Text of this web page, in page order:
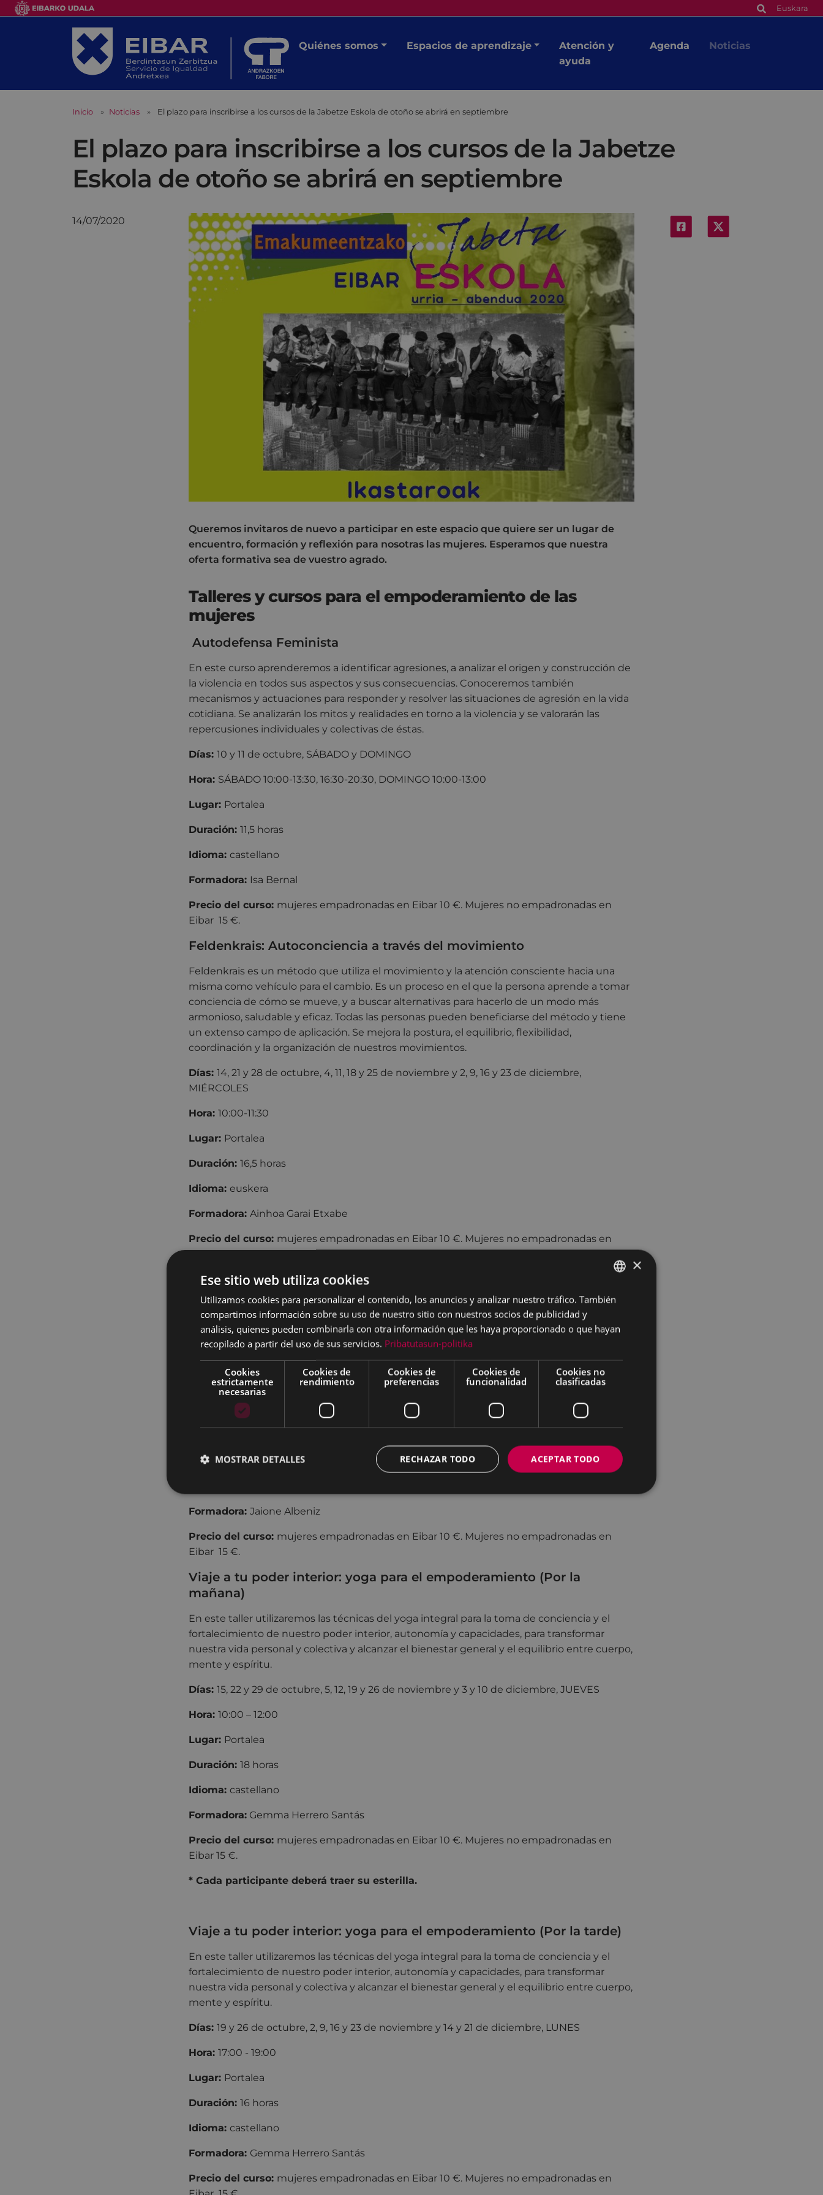
Euskara
Quiénes somos Espacios de aprendizaje
Atención y
ayuda
Agenda Noticias
Inicio Noticias El plazo para inscribirse a los cursos de la Jabetze Eskola de otoño se abrirá en septiembre
El plazo para inscribirse a los cursos de la Jabetze
Eskola de otoño se abrirá en septiembre
14/07/2020
Queremos invitaros de nuevo a participar en este espacio que quiere ser un lugar de
encuentro, formación y reflexión para nosotras las mujeres. Esperamos que nuestra
oferta formativa sea de vuestro agrado.
Talleres y cursos para el empoderamiento de las
mujeres
Autodefensa Feminista
En este curso aprenderemos a identificar agresiones, a analizar el origen y construcción de
la violencia en todos sus aspectos y sus consecuencias. Conoceremos también
mecanismos y actuaciones para responder y resolver las situaciones de agresión en la vida
cotidiana. Se analizarán los mitos y realidades en torno a la violencia y se valorarán las
repercusiones individuales y colectivas de éstas.
Días: 10 y 11 de octubre, SÁBADO y DOMINGO
Hora: SÁBADO 10:00-13:30, 16:30-20:30, DOMINGO 10:00-13:00
Lugar: Portalea
Duración: 11,5 horas
Idioma: castellano
Formadora: Isa Bernal
Precio del curso: mujeres empadronadas en Eibar 10 €. Mujeres no empadronadas en
Eibar 15 €.
Feldenkrais: Autoconciencia a través del movimiento
Feldenkrais es un método que utiliza el movimiento y la atención consciente hacia una
misma como vehículo para el cambio. Es un proceso en el que la persona aprende a tomar
conciencia de cómo se mueve, y a buscar alternativas para hacerlo de un modo más
armonioso, saludable y eficaz. Todas las personas pueden beneficiarse del método y tiene
un extenso campo de aplicación. Se mejora la postura, el equilibrio, flexibilidad,
coordinación y la organización de nuestros movimientos.
Días: 14, 21 y 28 de octubre, 4, 11, 18 y 25 de noviembre y 2, 9, 16 y 23 de diciembre,
MIÉRCOLES
Hora: 10:00-11:30
Lugar: Portalea
Duración: 16,5 horas
Idioma: euskera
Formadora: Ainhoa Garai Etxabe
Precio del curso: mujeres empadronadas en Eibar 10 €. Mujeres no empadronadas en
Eibar 15 €.
* Cada participante deberá traer su esterilla.
Fusión de danzas
En el curso trabajaremos diferentes estilos de danza: Swing, baile africano, hip hop…
Tomaremos como punto de partida la danza oriental, porque permite liberar todo el cuerpo
por partes y nos lleva a conocer nuestro cuerpo y a estar orgullosas de la mujer que somos.
Días:14, 21 y 28 de octubre, 4, 11 y 18 de noviembre y 2, 9, 16 y 23 de diciembre, MIÉRCOLES
18:00-20:00
Duración:20 horas
Formadora: Jaione Albeniz
Precio del curso: mujeres empadronadas en Eibar 10 €. Mujeres no empadronadas en
Eibar 15 €.
Viaje a tu poder interior: yoga para el empoderamiento (Por la
mañana)
En este taller utilizaremos las técnicas del yoga integral para la toma de conciencia y el
fortalecimiento de nuestro poder interior, autonomía y capacidades, para transformar
nuestra vida personal y colectiva y alcanzar el bienestar general y el equilibrio entre cuerpo,
mente y espíritu.
Días: 15, 22 y 29 de octubre, 5, 12, 19 y 26 de noviembre y 3 y 10 de diciembre, JUEVES
Hora: 10:00 – 12:00
Lugar: Portalea
Duración: 18 horas
Idioma: castellano
Formadora: Gemma Herrero Santás
Precio del curso: mujeres empadronadas en Eibar 10 €. Mujeres no empadronadas en
Eibar 15 €.
* Cada participante deberá traer su esterilla.
Viaje a tu poder interior: yoga para el empoderamiento (Por la tarde)
En este taller utilizaremos las técnicas del yoga integral para la toma de conciencia y el
fortalecimiento de nuestro poder interior, autonomía y capacidades, para transformar
nuestra vida personal y colectiva y alcanzar el bienestar general y el equilibrio entre cuerpo,
mente y espíritu.
Días: 19 y 26 de octubre, 2, 9, 16 y 23 de noviembre y 14 y 21 de diciembre, LUNES
Hora: 17:00 - 19:00
Lugar: Portalea
Duración: 16 horas
Idioma: castellano
Formadora: Gemma Herrero Santás
Precio del curso: mujeres empadronadas en Eibar 10 €. Mujeres no empadronadas en
BASQUE
×
Ese sitio web utiliza cookies
Utilizamos cookies para personalizar el contenido, los anuncios y analizar nuestro tráfico. También
compartimos información sobre su uso de nuestro sitio con nuestros socios de publicidad y
análisis, quienes pueden combinarla con otra información que les haya proporcionado o que hayan
recopilado a partir del uso de sus servicios. Pribatutasun-politika
Cookies
estrictamente
necesarias
Cookies de
rendimiento
Cookies de
preferencias
Cookies de
funcionalidad
Cookies no
clasificadas
ACEPTAR TODO
RECHAZAR TODO
MOSTRAR DETALLES